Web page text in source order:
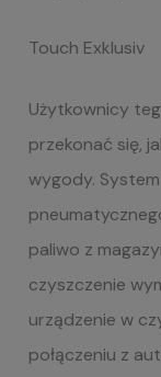
Touch Exklusiv
Użytkownicy
przekonać się,
wygody. System
paliwo z
czyszczenie
urządzenie w
połączeniu z